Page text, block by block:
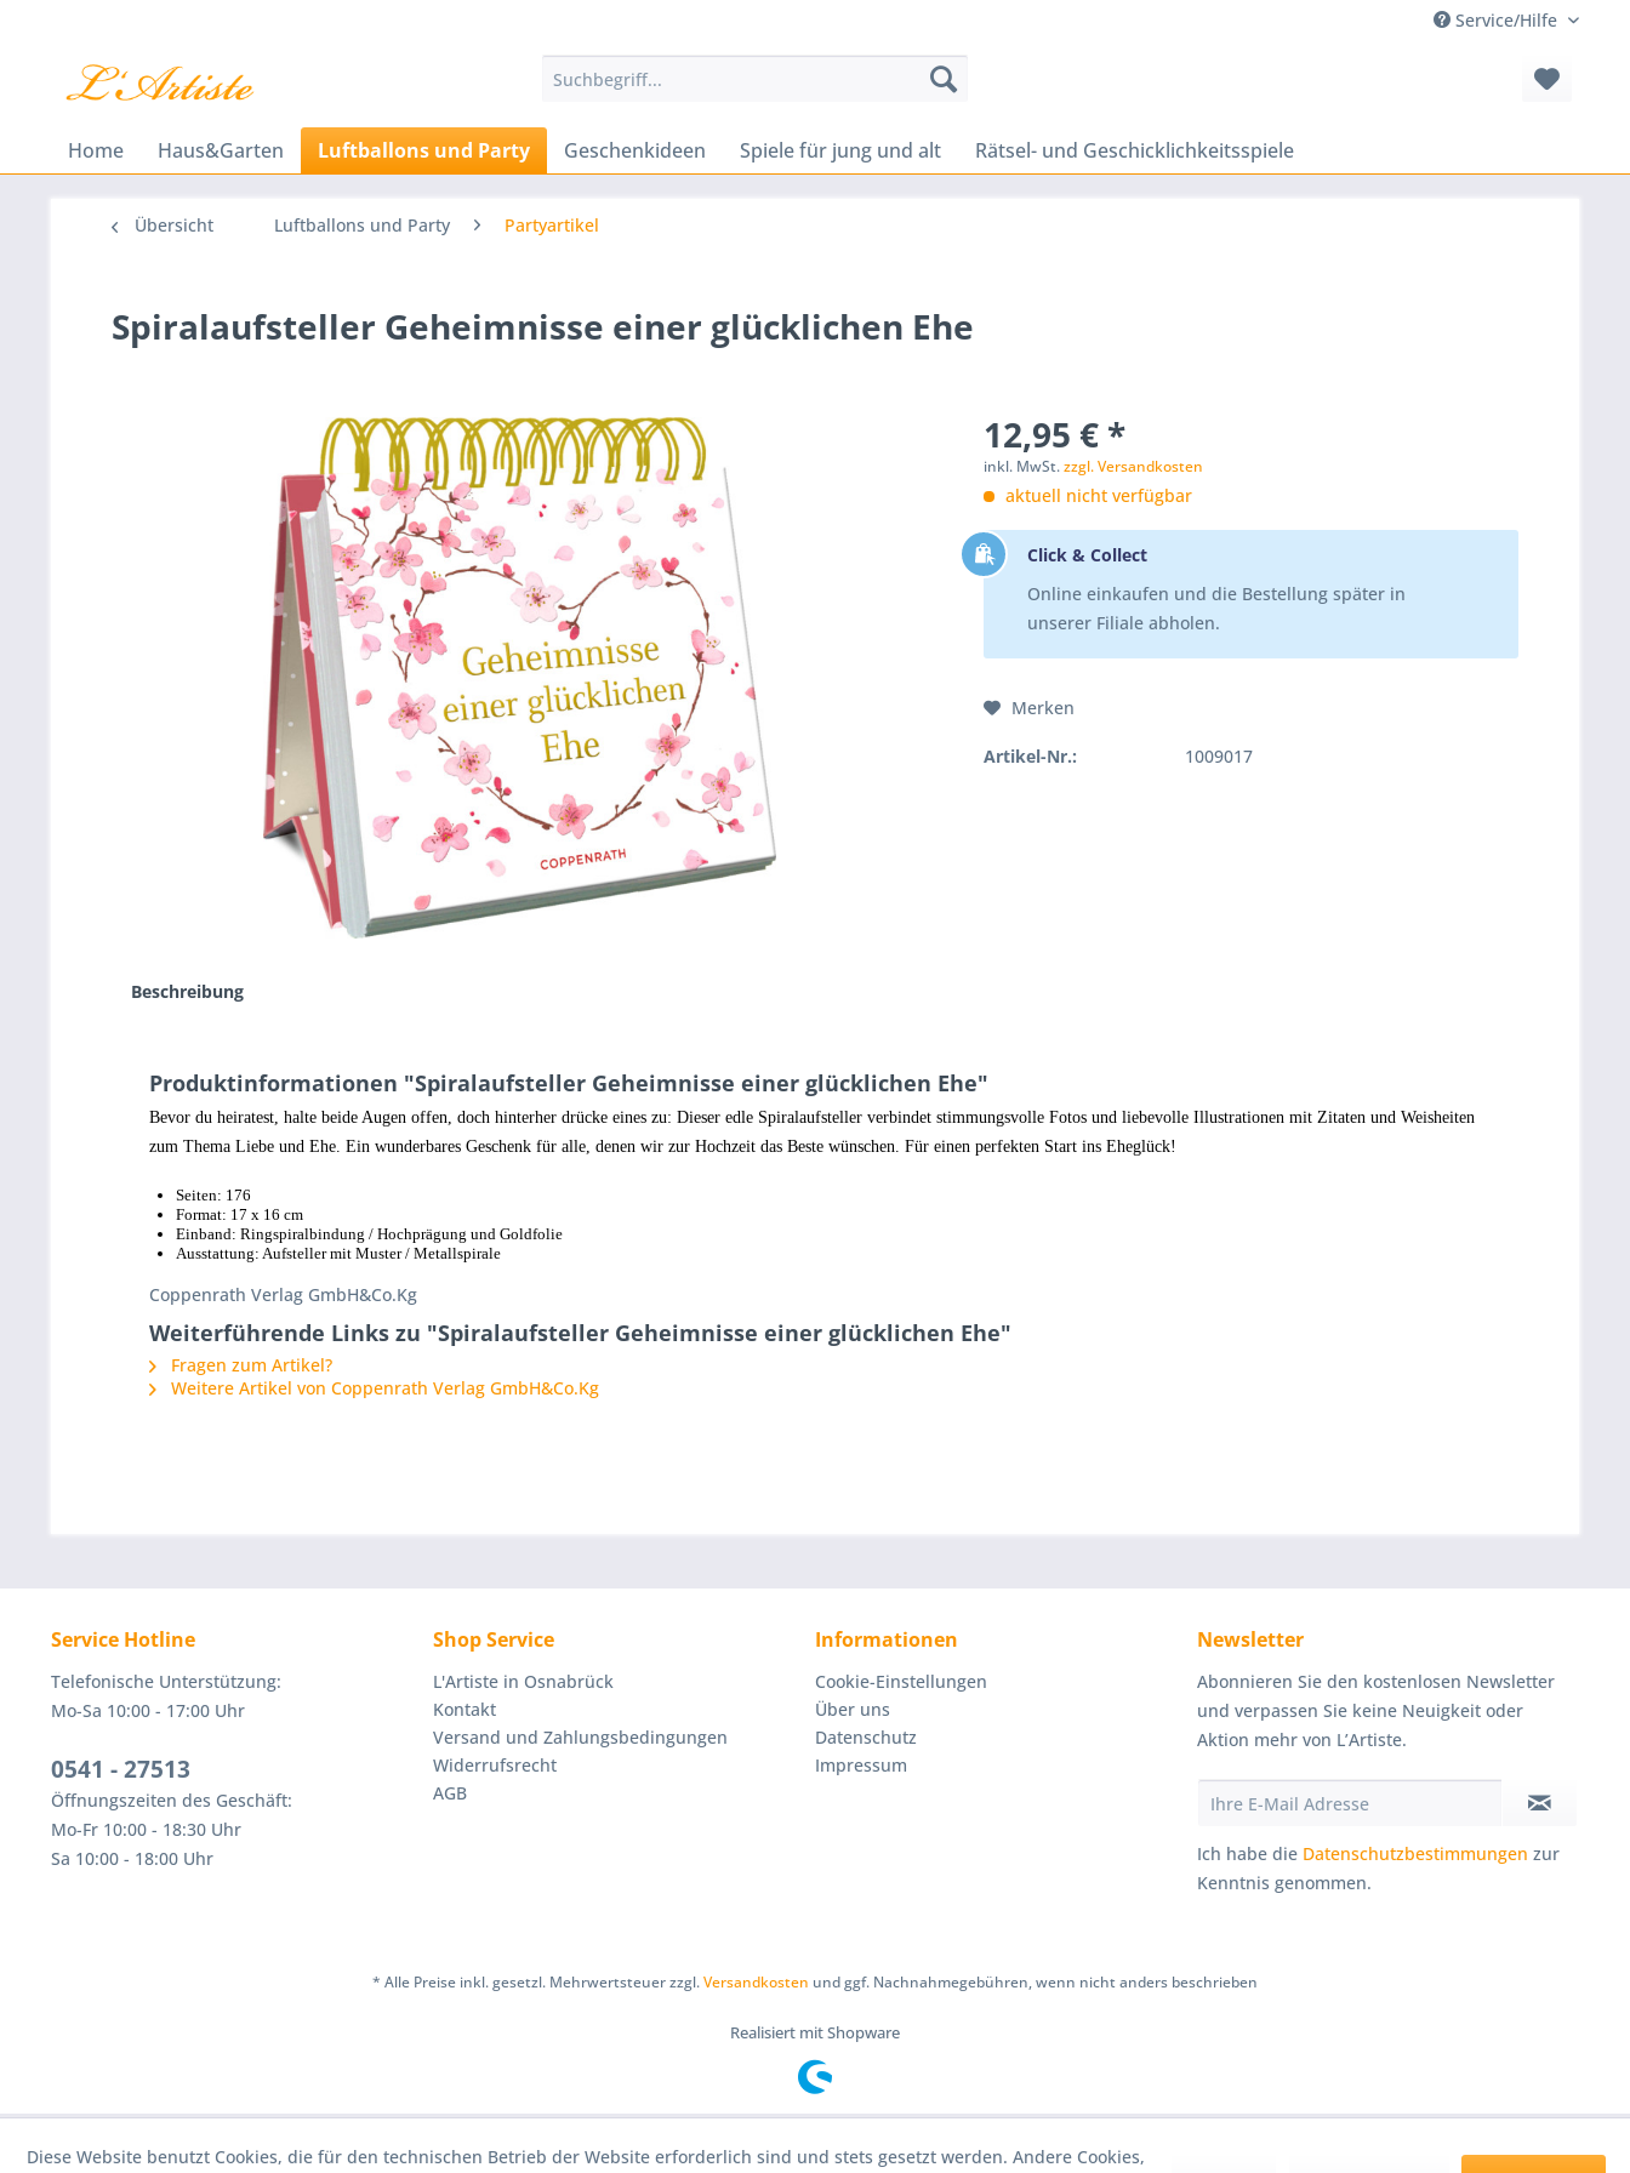
Service/Hilfe
Home Haus&Garten Luftballons und Party Geschenkideen Spiele für jung und alt Rätsel- und Geschicklichkeitsspiele
Übersicht Luftballons und Party Partyartikel
Spiralaufsteller Geheimnisse einer glücklichen Ehe
12,95 € *
inkl. MwSt.zzgl. Versandkosten
aktuell nicht verfügbar
Click & Collect
Online einkaufen und die Bestellung später in
unserer Filiale abholen.
Merken
Artikel-Nr.: 1009017
Beschreibung
Produktinformationen "Spiralaufsteller Geheimnisse einer glücklichen Ehe"
Bevor du heiratest, halte beide Augen offen, doch hinterher drücke eines zu: Dieser edle Spiralaufsteller verbindet stimmungsvolle Fotos und liebevolle Illustrationen mit Zitaten und Weisheiten
zum Thema Liebe und Ehe. Ein wunderbares Geschenk für alle, denen wir zur Hochzeit das Beste wünschen. Für einen perfekten Start ins Eheglück!
Seiten: 176
Format: 17 x 16 cm
Einband: Ringspiralbindung / Hochprägung und Goldfolie
Ausstattung: Aufsteller mit Muster / Metallspirale
Coppenrath Verlag GmbH&Co.Kg
Weiterführende Links zu "Spiralaufsteller Geheimnisse einer glücklichen Ehe"
Fragen zum Artikel?
Weitere Artikel von Coppenrath Verlag GmbH&Co.Kg
Service Hotline
Telefonische Unterstützung:
Mo-Sa 10:00 - 17:00 Uhr
0541 - 27513
Öffnungszeiten des Geschäft:
Mo-Fr 10:00 - 18:30 Uhr
Sa 10:00 - 18:00 Uhr
Shop Service
L'Artiste in Osnabrück
Kontakt
Versand und Zahlungsbedingungen
Widerrufsrecht
AGB
Informationen
Cookie-Einstellungen
Über uns
Datenschutz
Impressum
Newsletter
Abonnieren Sie den kostenlosen Newsletter
und verpassen Sie keine Neuigkeit oder
Aktion mehr von L’Artiste.
Ich habe die Datenschutzbestimmungen zur
Kenntnis genommen.
* Alle Preise inkl. gesetzl. Mehrwertsteuer zzgl.Versandkosten und ggf. Nachnahmegebühren, wenn nicht anders beschrieben
Realisiert mit Shopware
Diese Website benutzt Cookies, die für den technischen Betrieb der Website erforderlich sind und stets gesetzt werden. Andere Cookies,